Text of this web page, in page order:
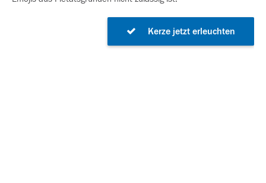
Kerze jetzt erleuchten